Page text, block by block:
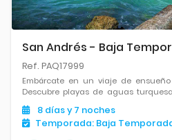
San Andrés - Baja
Ref. PAQ17999
Embárcate en un viaje de
Descubre playas de aguas
ambiente caribeño relajado en este
8 díasy 7 noches
Temporada: Baja